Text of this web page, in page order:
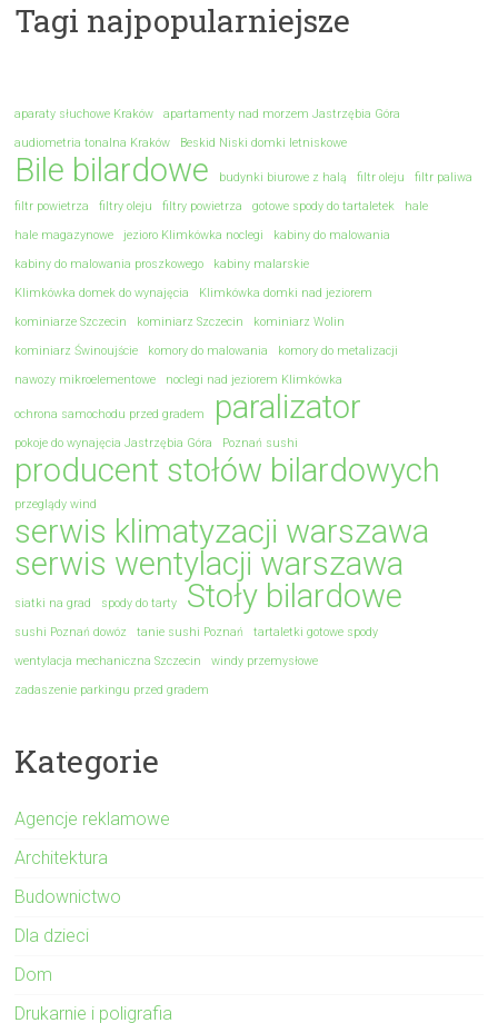
Tagi najpopularniejsze
aparaty słuchowe Kraków
apartamenty nad morzem Jastrzębia Góra
audiometria tonalna Kraków
Beskid Niski domki letniskowe
Bile bilardowe budynki biurowe z halą filtr oleju
filtr paliwa
filtr powietrza
filtry oleju filtry powietrza gotowe spody do tartaletek
hale
hale magazynowe
jezioro Klimkówka noclegi
kabiny do malowania
kabiny do malowania proszkowego
kabiny malarskie
Klimkówka domek do wynajęcia
Klimkówka domki nad jeziorem
kominiarze Szczecin
kominiarz Szczecin
kominiarz Wolin
kominiarz Świnoujście
komory do malowania
komory do metalizacji
nawozy mikroelementowe
noclegi nad jeziorem Klimkówka
ochrona samochodu przed gradem paralizator
pokoje do wynajęcia Jastrzębia Góra Poznań sushi
producent stołów bilardowych
przeglądy wind
serwis klimatyzacji warszawa
serwis wentylacji warszawa
siatki na grad spody do tarty Stoły bilardowe
sushi Poznań dowóz tanie sushi Poznań
tartaletki gotowe spody
wentylacja mechaniczna Szczecin
windy przemysłowe
zadaszenie parkingu przed gradem
Kategorie
Agencje reklamowe
Architektura
Budownictwo
Dla dzieci
Dom
Drukarnie i poligrafia